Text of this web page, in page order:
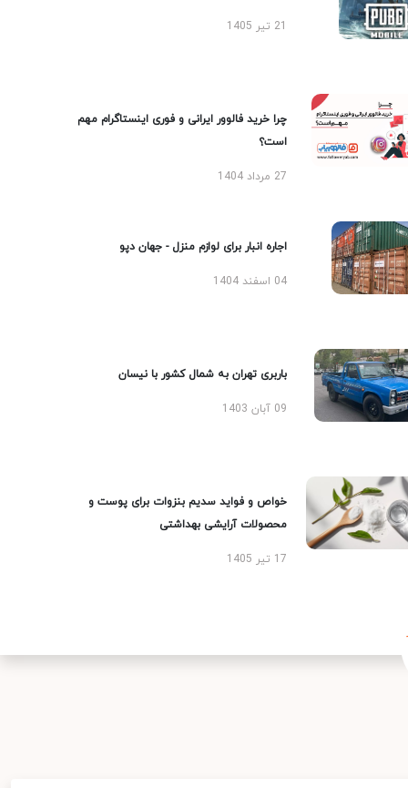
چرا خرید فالوور ایرانی و فوری اینستاگرام مهم
است؟
27 مرداد 1404
اجاره انبار برای لوازم منزل - جهان دپو
04 اسفند 1404
باربری تهران به شمال کشور با نیسان
09 آبان 1403
خواص و فواید سدیم بنزوات برای پوست و
محصولات آرایشی بهداشتی
17 تیر 1405